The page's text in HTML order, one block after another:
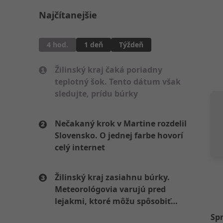
Najčítanejšie
4 hod. 1 deň Týždeň
Žilinský kraj čaká poriadny
teplotný šok. Tento dátum však
sledujte, prídu búrky
Nečakaný krok v Martine rozdelil
Slovensko. O jednej farbe hovorí
celý internet
Žilinský kraj zasiahnu búrky.
Meteorológovia varujú pred
lejakmi, ktoré môžu spôsobiť